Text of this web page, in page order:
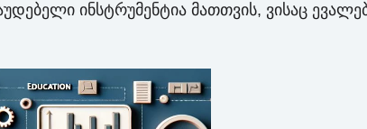
ინსტრუმენტია მათთვის, ვისაც